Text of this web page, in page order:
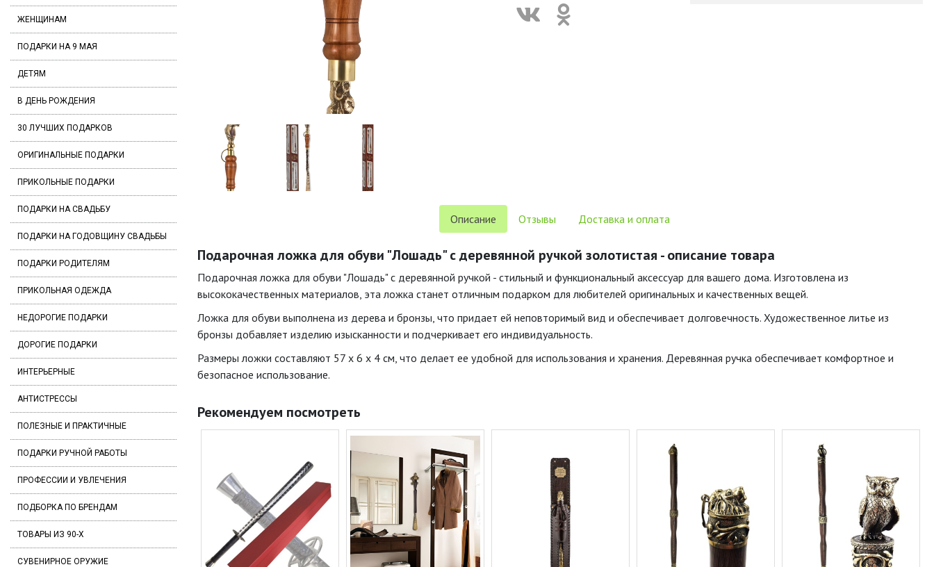
ЖЕНЩИНАМ
ПОДАРКИ НА 9 МАЯ
ДЕТЯМ
В ДЕНЬ РОЖДЕНИЯ
30 ЛУЧШИХ ПОДАРКОВ
ОРИГИНАЛЬНЫЕ ПОДАРКИ
ПРИКОЛЬНЫЕ ПОДАРКИ
ПОДАРКИ НА СВАДЬБУ
ПОДАРКИ НА ГОДОВЩИНУ СВАДЬБЫ
ПОДАРКИ РОДИТЕЛЯМ
ПРИКОЛЬНАЯ ОДЕЖДА
НЕДОРОГИЕ ПОДАРКИ
ДОРОГИЕ ПОДАРКИ
ИНТЕРЬЕРНЫЕ
АНТИСТРЕССЫ
ПОЛЕЗНЫЕ И ПРАКТИЧНЫЕ
ПОДАРКИ РУЧНОЙ РАБОТЫ
ПРОФЕССИИ И УВЛЕЧЕНИЯ
ПОДБОРКА ПО БРЕНДАМ
ТОВАРЫ ИЗ 90-Х
СУВЕНИРНОЕ ОРУЖИЕ
Описание Отзывы Доставка и оплата
Подарочная ложка для обуви "Лошадь" с деревянной ручкой золотистая - описание товара
Подарочная ложка для обуви "Лошадь" с деревянной ручкой - стильный и функциональный аксессуар для вашего дома. Изготовлена из
высококачественных материалов, эта ложка станет отличным подарком для любителей оригинальных и качественных вещей.
Ложка для обуви выполнена из дерева и бронзы, что придает ей неповторимый вид и обеспечивает долговечность. Художественное литье из
бронзы добавляет изделию изысканности и подчеркивает его индивидуальность.
Размеры ложки составляют 57 x 6 x 4 см, что делает ее удобной для использования и хранения. Деревянная ручка обеспечивает комфортное и
безопасное использование.
Рекомендуем посмотреть